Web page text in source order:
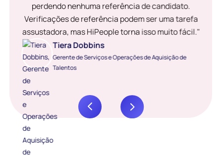
perdendo nenhuma referência de candidato.
Verificações de referência podem ser uma tarefa
assustadora, mas HiPeople torna isso muito fácil."
Tiera Dobbins
Gerente de Serviços e Operações de Aquisição de
Talentos